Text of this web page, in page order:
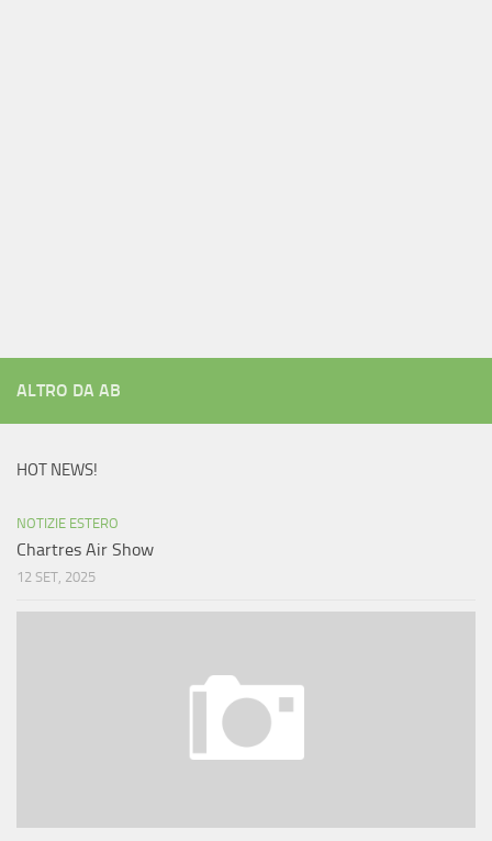
ALTRO DA AB
HOT NEWS!
NOTIZIE ESTERO
Chartres Air Show
12 SET, 2025